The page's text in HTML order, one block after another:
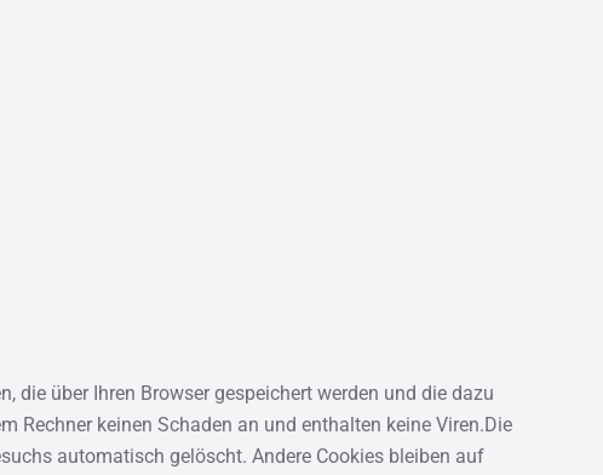
die über Ihren Browser gespeichert werden und die dazu
Rechner keinen Schaden an und enthalten keine Viren.Die
automatisch gelöscht. Andere Cookies bleiben auf